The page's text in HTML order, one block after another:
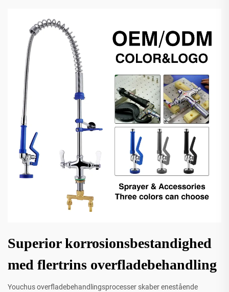
Superior korrosionsbestandighed
med flertrins overfladebehandling
Youchus overfladebehandlingsprocesser skaber enestående